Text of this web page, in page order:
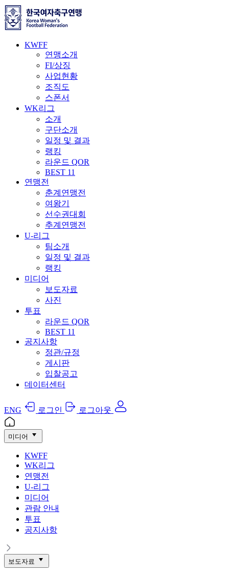
KWFF
연맹소개
FI/상징
사업현황
조직도
스폰서
WK리그
소개
구단소개
일정 및 결과
랭킹
라운드 QOR
BEST 11
연맹전
춘계연맹전
여왕기
선수권대회
추계연맹전
U-리그
팀소개
일정 및 결과
랭킹
미디어
보도자료
사진
투표
라운드 QOR
BEST 11
공지사항
정관/규정
게시판
입찰공고
데이터센터
ENG 로그인 로그아웃
미디어
KWFF
WK리그
연맹전
U-리그
미디어
관람 안내
투표
공지사항
보도자료